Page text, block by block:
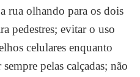
rua olhando para os dois
pedestres; evitar o uso
celulares enquanto
pelas calçadas; não